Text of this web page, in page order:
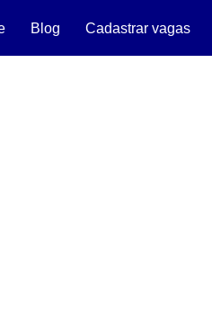
Blog Cadastrar vagas